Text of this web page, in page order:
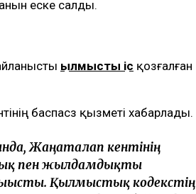
еске салды.
қылмыстық іс қозғалған
баспасөз қызметі хабарлады.
Жаңаталап кентінің
пен жылдамдықты
Қылмыстық кодекстің